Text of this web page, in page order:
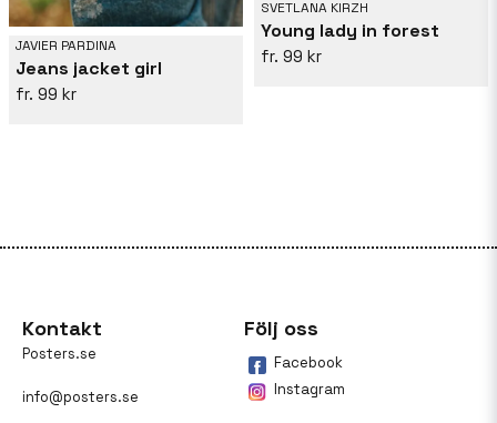
JAVIER PARDINA
Jeans jacket girl
99 kr
SVETLANA KIRZH
Young lady in forest
99 kr
Kontakt
Posters.se
info@posters.se
Följ oss
Facebook
Instagram